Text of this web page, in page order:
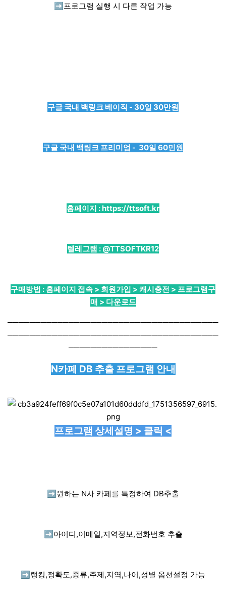
➡️ 프로그램 실행 시 다른 작업 가능
구글 국내 백링크 베이직 - 30일 30만원
구글 국내 백링크 프리미엄 - 30일 60민원
홈페이지 :https://ttsoft.kr
텔레그램 : @TTSOFTKR12
구매방법 : 홈페이지 접속 > 회원가입 > 캐시충전 > 프로그램구
매 > 다운로드
──────────────────────────────────────
──────────────────────────────────────
────────────────
N카페 DB 추출 프로그램 안내
프로그램 상세설명 > 클릭 <
➡️ 원하는 N사 카페를 특정하여 DB추출
➡️ 아이디,이메일,지역정보,전화번호 추출
➡️ 랭킹,정확도,종류,주제,지역,나이,성별 옵션설정 가능